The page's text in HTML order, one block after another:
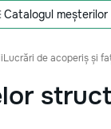
Catalogul meșterilor
Lucrări de acoperiș și